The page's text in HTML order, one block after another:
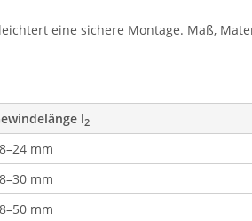
eine sichere Montage. Maß,
l2
mm
mm
mm